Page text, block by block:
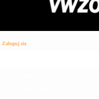
Zaloguj się